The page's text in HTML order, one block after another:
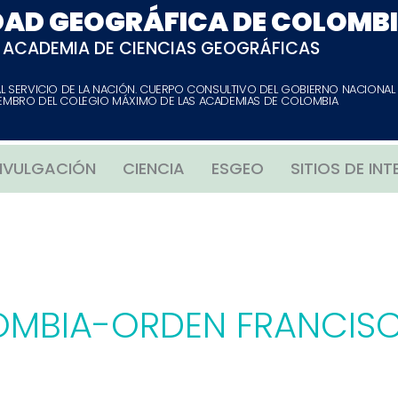
GEOGRÁFICA DE
ACADEMIA DE CIENCIAS GEOGRÁFICAS
SERVICIO DE LA NACIÓN. CUERPO CONSULTIVO DEL GOBIERNO NACIONAL
DEL COLEGIO MÁXIMO DE LAS ACADEMIAS DE COLOMBIA
CIENCIA ESGEO SITIOS DE
ORDEN